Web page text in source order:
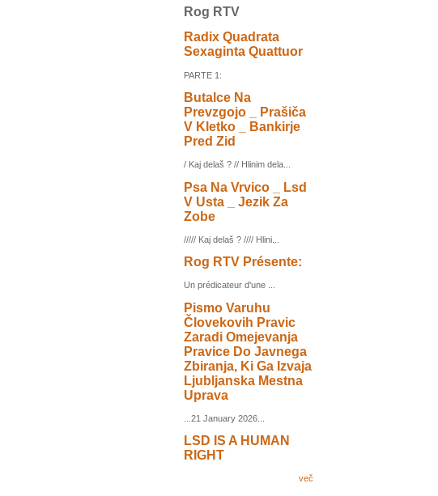
Rog RTV
Radix Quadrata
Sexaginta Quattuor
PARTE 1:
Butalce Na
Prevzgojo _ Prašiča
V Kletko _ Bankirje
Pred Zid
/ Kaj delaš ? // Hlinim dela...
Psa Na Vrvico _ Lsd
V Usta _ Jezik Za
Zobe
///// Kaj delaš ? //// Hlini...
Rog RTV Présente:
Un prédicateur d'une ...
Pismo Varuhu
Človekovih Pravic
Zaradi Omejevanja
Pravice Do Javnega
Zbiranja, Ki Ga Izvaja
Ljubljanska Mestna
Uprava
...21 January 2026...
LSD IS A HUMAN
RIGHT
več